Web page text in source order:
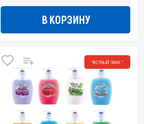
В КОРЗИНУ
ЧЕСТНЫЙ ЗНАК *